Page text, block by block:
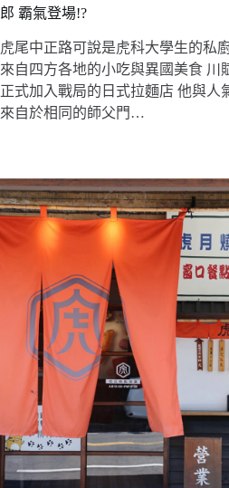
郎 霸氣登場!?
虎尾中正路可說是虎科大學生的私
來自四方各地的小吃與異國美食 川
正式加入戰局的日式拉麵店 他與人
來自於相同的師父門…